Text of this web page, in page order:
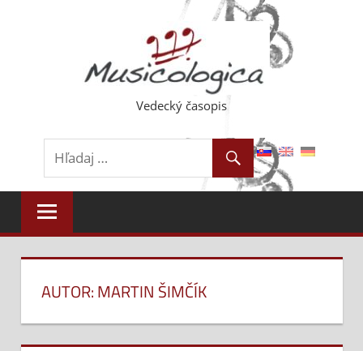
Vedecký časopis
AUTOR: MARTIN ŠIMČÍK